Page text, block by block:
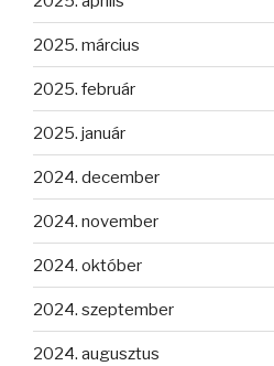
2025. március
2025. február
2025. január
2024. december
2024. november
2024. október
2024. szeptember
2024. augusztus